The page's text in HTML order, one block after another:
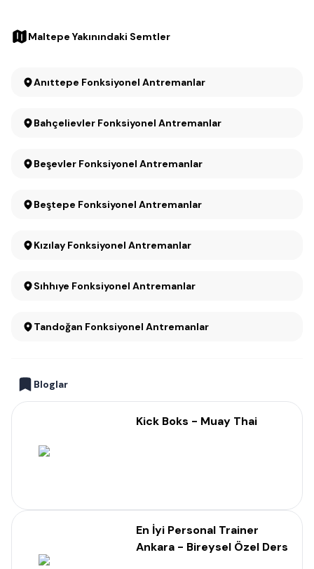
Maltepe Yakınındaki Semtler
Anıttepe Fonksiyonel Antremanlar
Bahçelievler Fonksiyonel Antremanlar
Beşevler Fonksiyonel Antremanlar
Beştepe Fonksiyonel Antremanlar
Kızılay Fonksiyonel Antremanlar
Sıhhıye Fonksiyonel Antremanlar
Tandoğan Fonksiyonel Antremanlar
Bloglar
Kick Boks - Muay Thai
En İyi Personal Trainer
Ankara - Bireysel Özel Ders